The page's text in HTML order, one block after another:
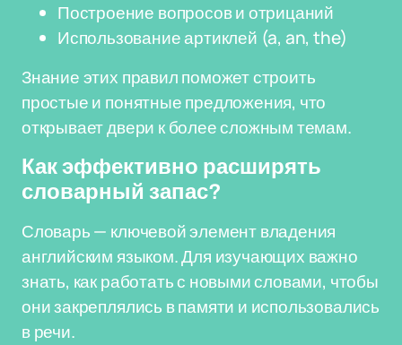
Построение вопросов и отрицаний
Использование артиклей (a, an, the)
Знание этих правил поможет строить
простые и понятные предложения, что
открывает двери к более сложным темам.
Как эффективно расширять
словарный запас?
Словарь — ключевой элемент владения
английским языком. Для изучающих важно
знать, как работать с новыми словами, чтобы
они закреплялись в памяти и использовались
в речи.